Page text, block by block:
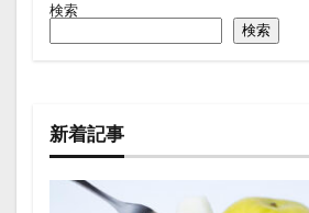
検索
検索
新着記事